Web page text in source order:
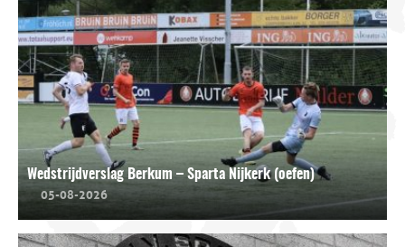
Wedstrijdverslag Berkum – Sparta Nijkerk (oefen)
05-08-2026